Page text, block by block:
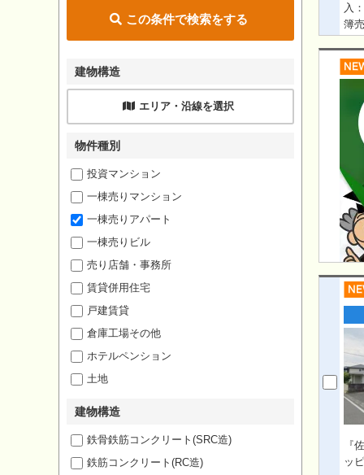
入
簿
『
ッ
この条件で検索をする
建物構造
エリア・沿線を選択
物件種別
投資マンション
一棟売りマンション
一棟売りアパート
一棟売りビル
売り店舗・事務所
賃貸併用住宅
戸建賃貸
倉庫工場その他
ホテルペンション
土地
建物構造
鉄骨鉄筋コンクリート(SRC造)
鉄筋コンクリート(RC造)